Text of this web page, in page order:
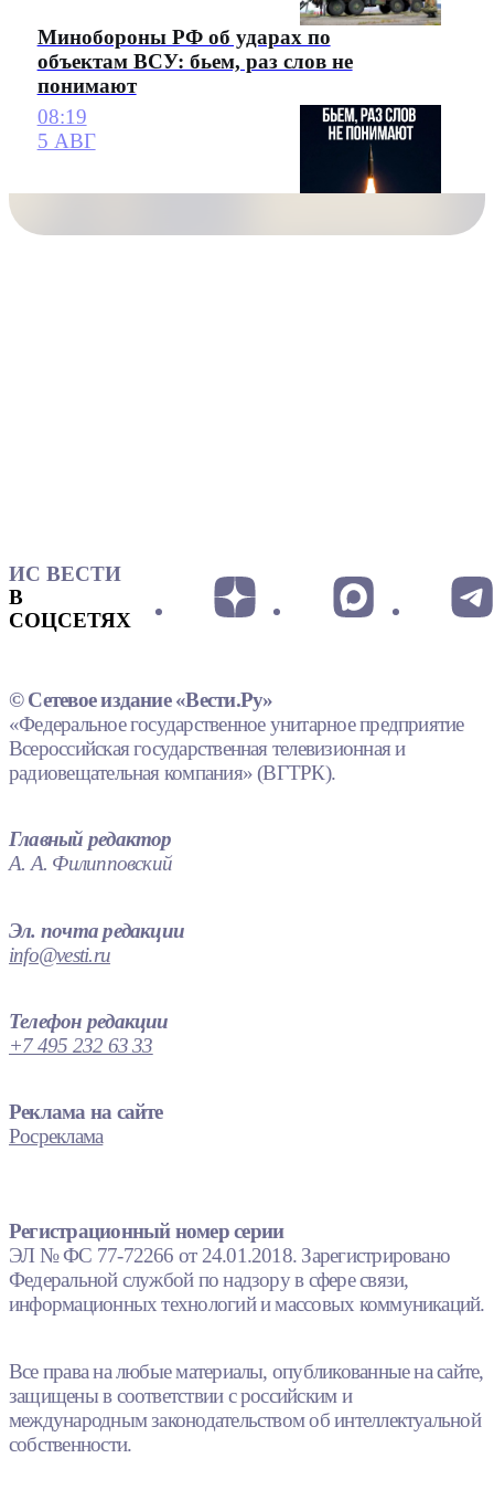
Минобороны РФ об ударах по
объектам ВСУ: бьем, раз слов не
понимают
08:19
5 АВГ
ИС ВЕСТИ
В
СОЦСЕТЯХ
© Сетевое издание «Вести.Ру»
«Федеральное государственное унитарное предприятие
Всероссийская государственная телевизионная и
радиовещательная компания» (ВГТРК).
Главный редактор
А. А. Филипповский
Эл. почта редакции
info@vesti.ru
Телефон редакции
+7 495 232 63 33
Реклама на сайте
Росреклама
Регистрационный номер серии
ЭЛ № ФС 77-72266 от 24.01.2018. Зарегистрировано
Федеральной службой по надзору в сфере связи,
информационных технологий и массовых коммуникаций.
Все права на любые материалы, опубликованные на сайте,
защищены в соответствии с российским и
международным законодательством об интеллектуальной
собственности.